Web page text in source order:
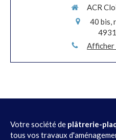
ACR
40 bis,
Afficher
Votre société de plâtrerie-
tous vos travaux